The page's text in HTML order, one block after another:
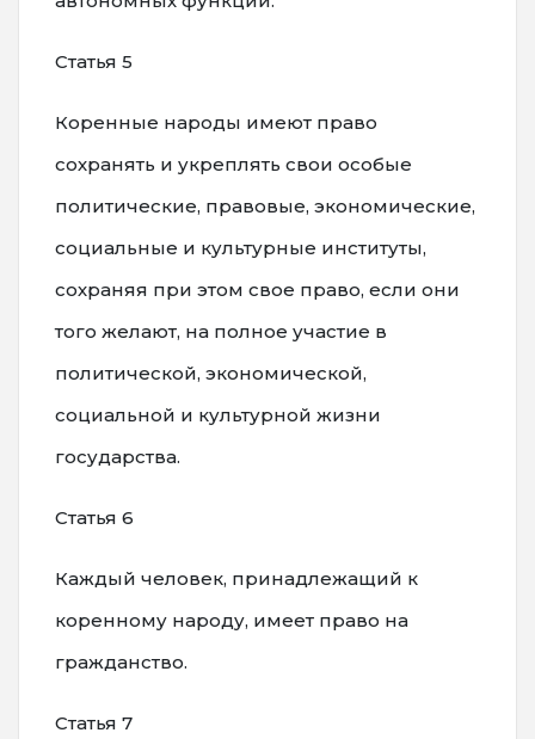
Статья 5
Коренные народы имеют право
сохранять и укреплять свои особые
политические, правовые, экономические,
социальные и культурные институты,
сохраняя при этом свое право, если они
того желают, на полное участие в
политической, экономической,
социальной и культурной жизни
государства.
Статья 6
Каждый человек, принадлежащий к
коренному народу, имеет право на
гражданство.
Статья 7